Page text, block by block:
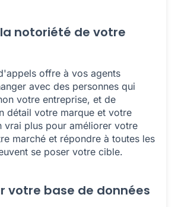
notoriété de votre
offre à vos agents
avec des personnes qui
votre entreprise, et de
détail votre marque et votre
vrai plus pour améliorer votre
marché et répondre à toutes les
se poser votre cible.
votre base de données